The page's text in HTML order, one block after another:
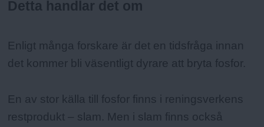
Fakta:
Detta handlar det om
Enligt många forskare är det en tidsfråga innan
det kommer bli väsentligt dyrare att bryta fosfor.
En av stor källa till fosfor finns i reningsverkens
restprodukt – slam. Men i slam finns också